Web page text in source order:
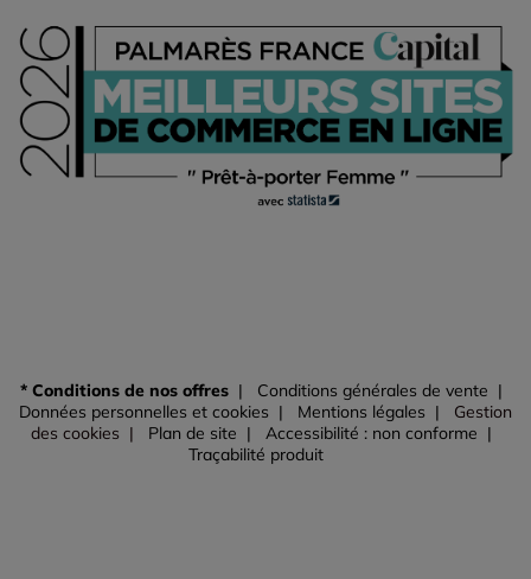
* Conditions de nos offres
Conditions générales de vente
Données personnelles et cookies
Mentions légales
Gestion
des cookies
Plan de site
Accessibilité : non conforme
Traçabilité produit